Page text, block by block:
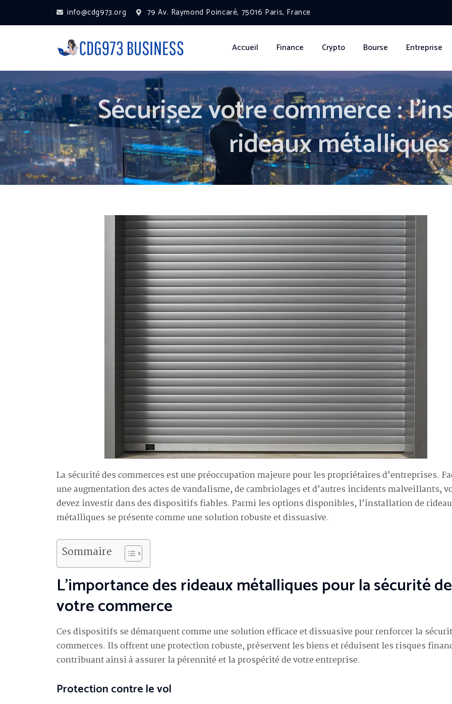
info@cdg973.org 79 Av. Raymond Poincaré, 75016 Paris, France
Accueil Finance Crypto Bourse Entreprise
Sécurisez votre commerce :
rideaux métalliques
La sécurité des commerces est une préoccupation majeure pour les propriétaires d’entreprises.
une augmentation des actes de vandalisme, de cambriolages et d’autres incidents malveillants,
devez investir dans des dispositifs fiables. Parmi les options disponibles, l’installation de
métalliques se présente comme une solution robuste et dissuasive.
Sommaire
L’importance des rideaux métalliques pour la sécurité de
votre commerce
Ces dispositifs se démarquent comme une solution efficace et dissuasive pour renforcer la
commerces. Ils offrent une protection robuste, préservent les biens et réduisent les risques
contribuant ainsi à assurer la pérennité et la prospérité de votre entreprise.
Protection contre le vol